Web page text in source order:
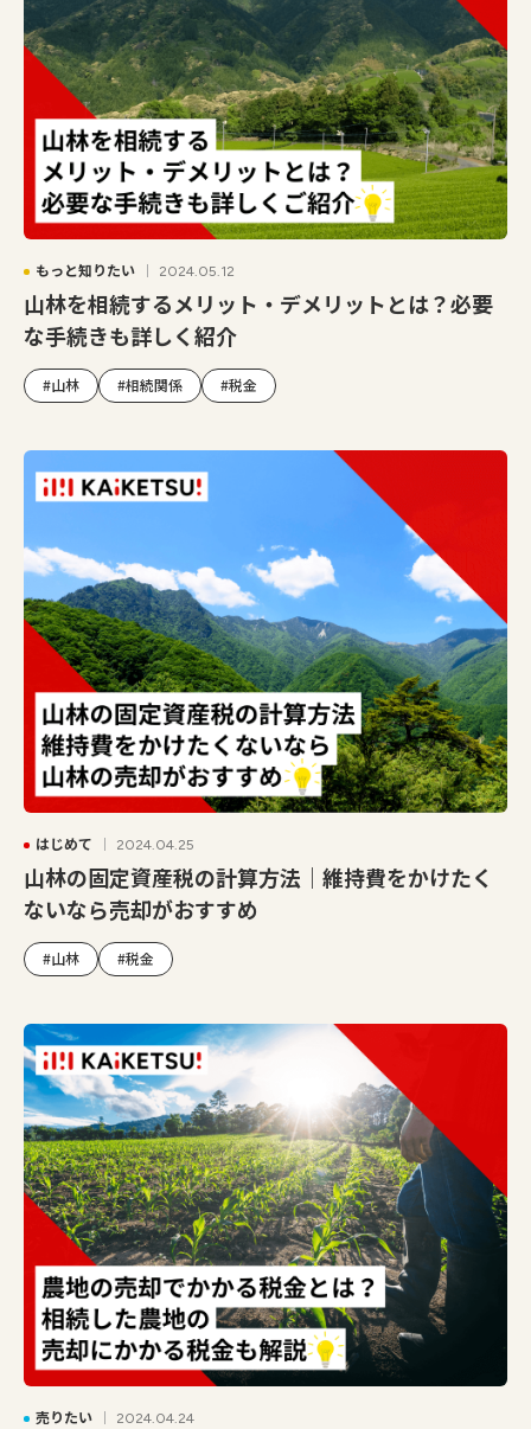
もっと知りたい 2024.05.12
山林を相続するメリット・デメリットとは？必要
な手続きも詳しく紹介
#山林 #相続関係 #税金
はじめて 2024.04.25
山林の固定資産税の計算方法｜維持費をかけたく
ないなら売却がおすすめ
#山林 #税金
売りたい 2024.04.24